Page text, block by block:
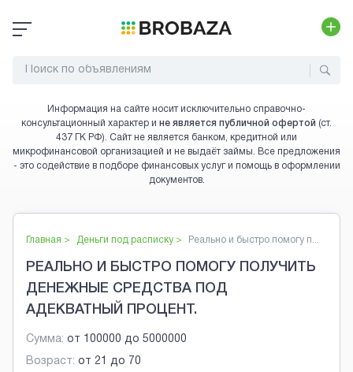
Информация на сайте носит исключительно справочно-
консультационный характер и не является публичной офертой (ст.
437 ГК РФ). Сайт не является банком, кредитной или
микрофинансовой организацией и не выдаёт займы. Все предложения
- это содействие в подборе финансовых услуг и помощь в оформлении
документов.
Главная > Деньги под расписку > Реально и быстро помогу п...
РЕАЛЬНО И БЫСТРО ПОМОГУ ПОЛУЧИТЬ
ДЕНЕЖНЫЕ СРЕДСТВА ПОД
АДЕКВАТНЫЙ ПРОЦЕНТ.
Сумма: от 100000 до 5000000
Возраст: от 21 до 70